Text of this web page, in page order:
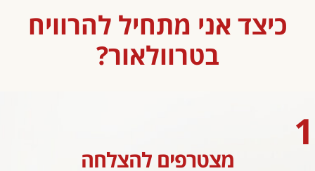
כיצד אני מתחיל להרוויח
בטרוולאור?
1
מצטרפים להצלחה